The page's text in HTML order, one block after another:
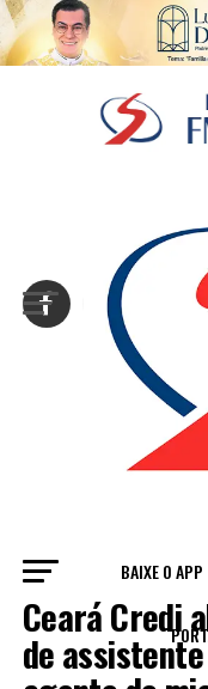
BAIXE O APP
BLOG
Ceará Credi
de